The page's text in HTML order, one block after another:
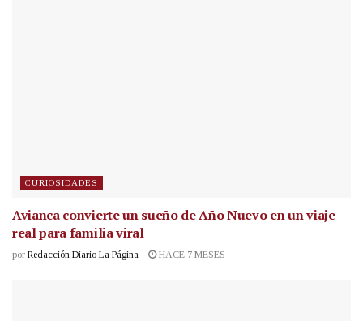
CURIOSIDADES
Avianca convierte un sueño de Año Nuevo en un viaje
real para familia viral
por Redacción Diario La Página HACE 7 MESES